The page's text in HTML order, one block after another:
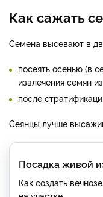
Как сажать
Семена высевают в
посеять осенью (в
извлечения семян
после
Сеянцы лучше
Посадка живой
Как создать